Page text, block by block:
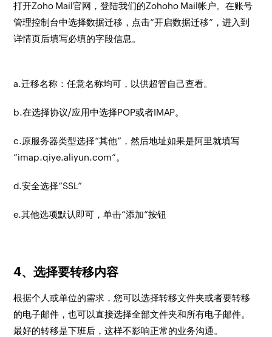
打开Zoho Mail官网，登陆我们的Zohoho Mail帐户。在账号
管理控制台中选择数据迁移，点击“开启数据迁移”，进入到
详情页后填写必填的字段信息。
a.迁移名称：任意名称均可，以供超管自己查看。
b.在选择协议/应用中选择POP或者IMAP。
c.原服务器类型选择“其他”，然后地址如果是阿里就填写
“imap.qiye.aliyun.com”。
d.安全选择“SSL”
e.其他选项默认即可，单击“添加”按钮
4、选择要转移内容
根据个人或单位的需求，您可以选择转移文件夹或者要转移
的电子邮件，也可以直接选择全部文件夹和所有电子邮件。
最好的转移是下班后，这样不影响正常的业务沟通。